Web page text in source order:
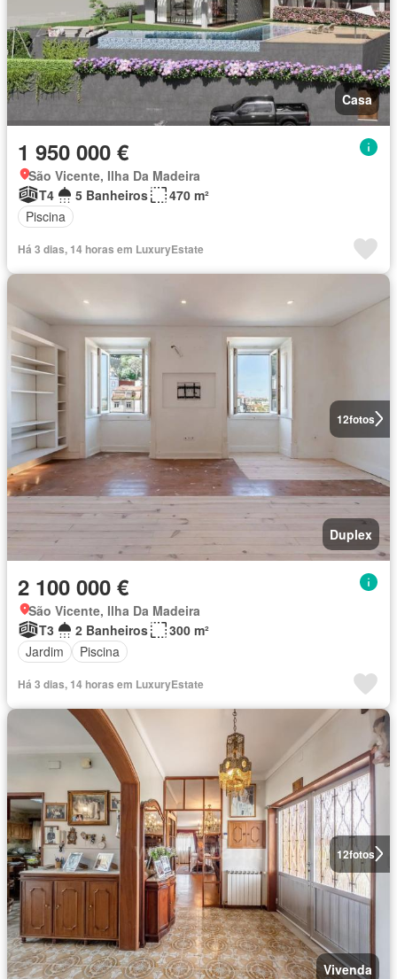
Casa
1 950 000 €
São Vicente, Ilha Da Madeira
T4
5 Banheiros
470 m²
Piscina
Há 3 dias, 14 horas em LuxuryEstate
12fotos
Duplex
2 100 000 €
São Vicente, Ilha Da Madeira
T3
2 Banheiros
300 m²
Jardim
Piscina
Há 3 dias, 14 horas em LuxuryEstate
12fotos
Vivenda